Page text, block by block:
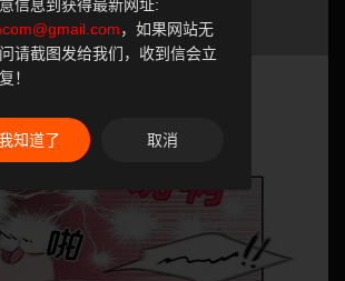
信息到获得最新网址:
，如果网站无
请截图发给我们，收到信会立
！
知道了 取消